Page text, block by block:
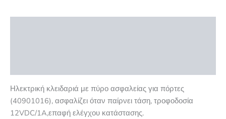
Ηλεκτρική κλειδαριά με πύρο ασφαλείας για πόρτες
(40901016), ασφαλίζει όταν παίρνει τάση, τροφοδοσία
12VDC/1A,επαφή ελέγχου κατάστασης.